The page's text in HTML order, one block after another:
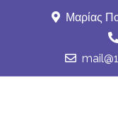
Μαρίας